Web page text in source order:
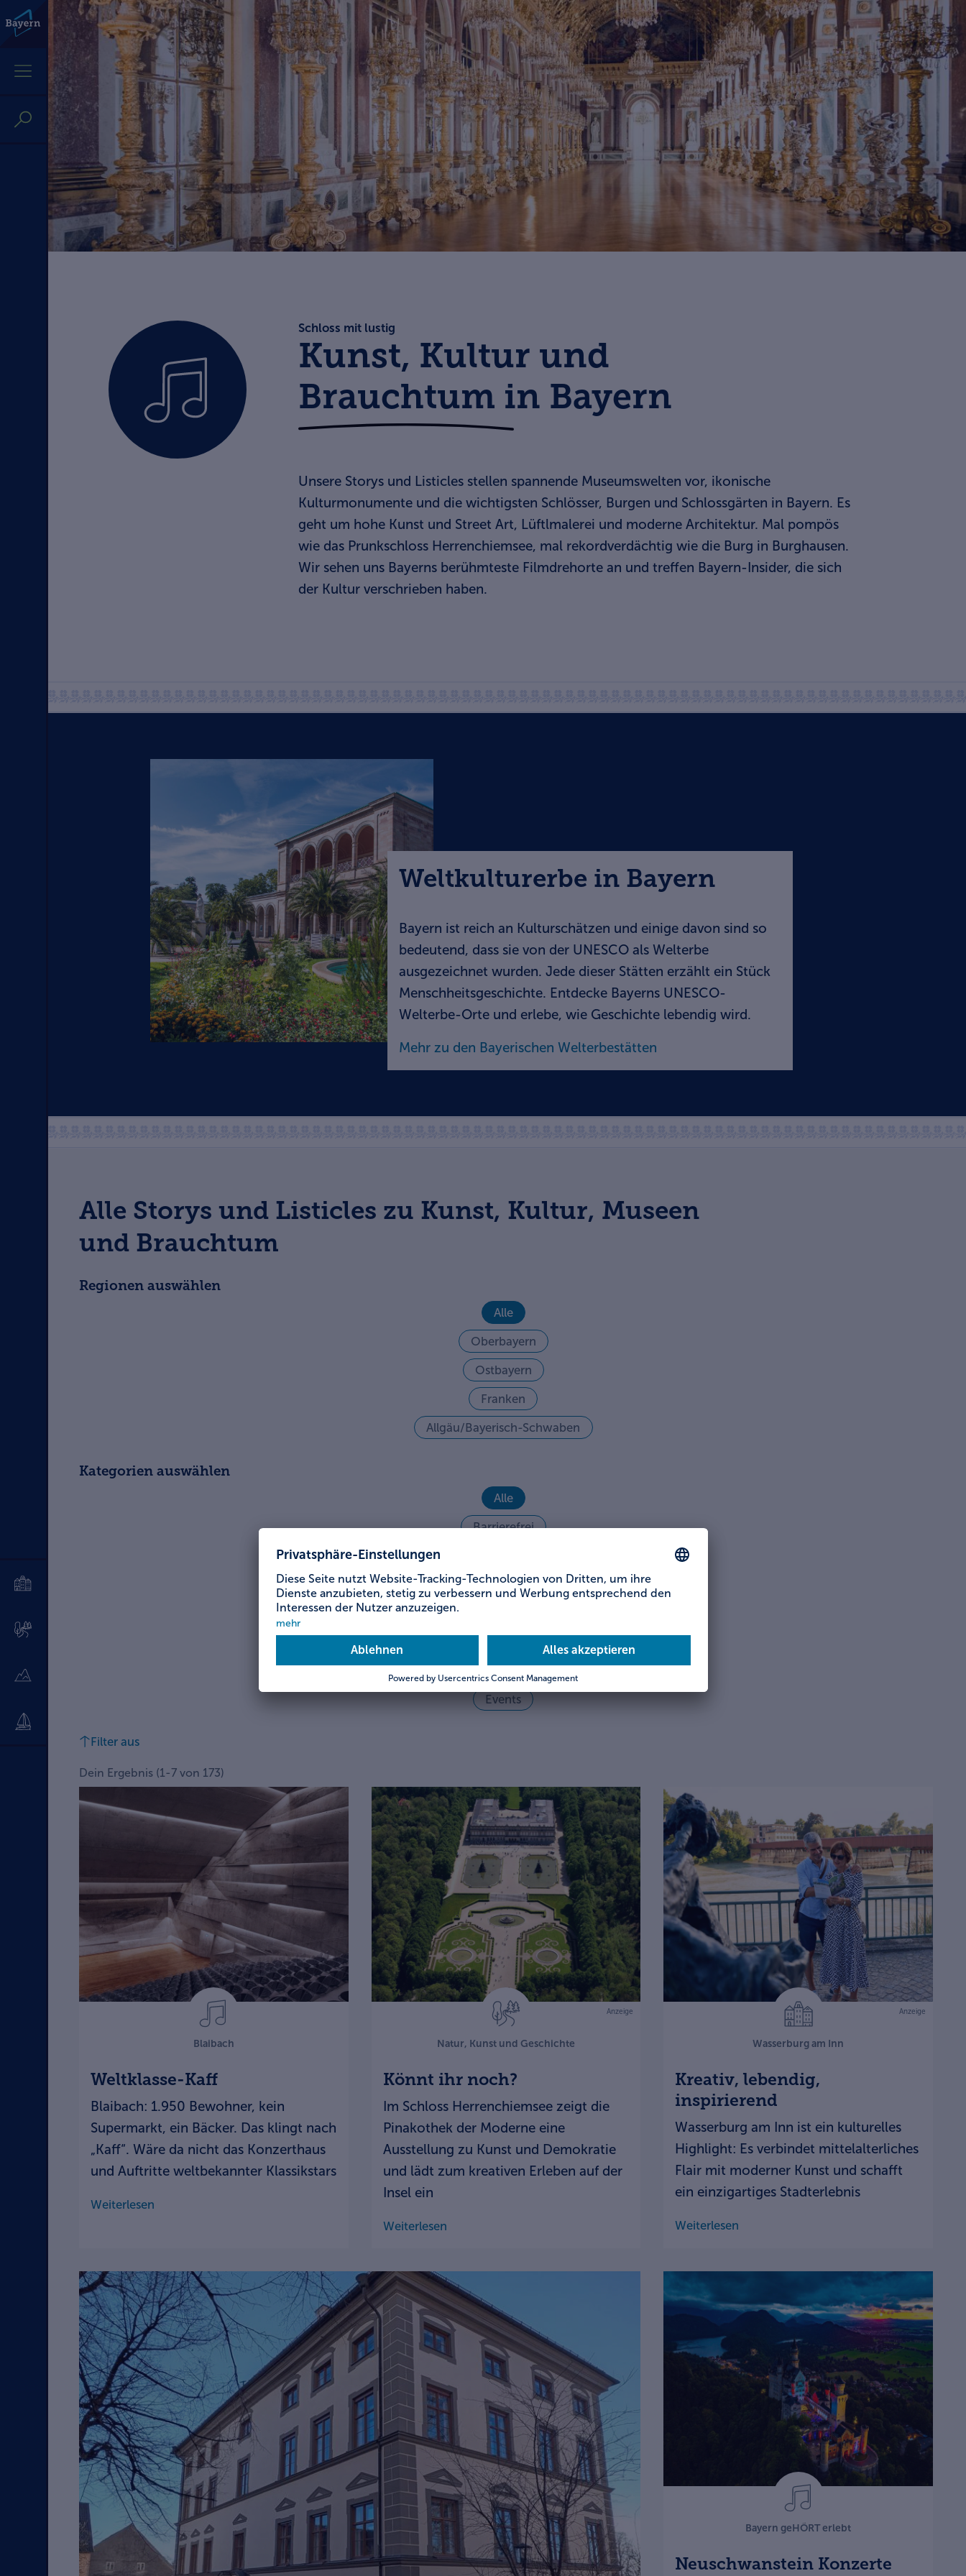
Schloss mit lustig
Kunst, Kultur und
Brauchtum in Bayern
Unsere Storys und Listicles stellen spannende Museumswelten vor, ikonische
Kulturmonumente und die wichtigsten Schlösser, Burgen und Schlossgärten in Bayern. Es
geht um hohe Kunst und Street Art, Lüftlmalerei und moderne Architektur. Mal pompös
wie das Prunkschloss Herrenchiemsee, mal rekordverdächtig wie die Burg in Burghausen.
Wir sehen uns Bayerns berühmteste Filmdrehorte an und treffen Bayern-Insider, die sich
der Kultur verschrieben haben.
Weltkulturerbe in Bayern
Bayern ist reich an Kulturschätzen und einige davon sind so
bedeutend, dass sie von der UNESCO als Welterbe
ausgezeichnet wurden. Jede dieser Stätten erzählt ein Stück
Menschheitsgeschichte. Entdecke Bayerns UNESCO-
Welterbe-Orte und erlebe, wie Geschichte lebendig wird.
Mehr zu den Bayerischen Welterbestätten
Alle Storys und Listicles zu Kunst, Kultur, Museen
und Brauchtum
Regionen auswählen
Alle
Oberbayern
Ostbayern
Franken
Allgäu/Bayerisch-Schwaben
Kategorien auswählen
Alle
Barrierefrei
Städte
Events
Filter aus
Dein Ergebnis (1-7 von 173)
Blaibach
Weltklasse-Kaff
Blaibach: 1.950 Bewohner, kein
Supermarkt, ein Bäcker. Das klingt nach
„Kaff“. Wäre da nicht das Konzerthaus
und Auftritte weltbekannter Klassikstars
Weiterlesen
Anzeige
Natur, Kunst und Geschichte
Könnt ihr noch?
Im Schloss Herrenchiemsee zeigt die
Pinakothek der Moderne eine
Ausstellung zu Kunst und Demokratie
und lädt zum kreativen Erleben auf der
Insel ein
Weiterlesen
Anzeige
Wasserburg am Inn
Kreativ, lebendig,
inspirierend
Wasserburg am Inn ist ein kulturelles
Highlight: Es verbindet mittelalterliches
Flair mit moderner Kunst und schafft
ein einzigartiges Stadterlebnis
Weiterlesen
Bayern geHÖRT erlebt
Neuschwanstein Konzerte